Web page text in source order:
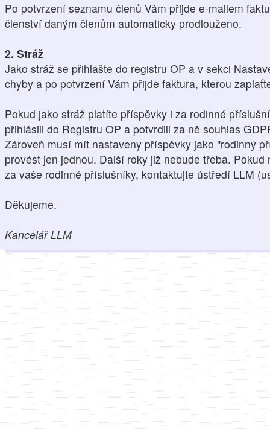
Po potvrzení seznamu členů Vám přijde e-mailem
členství daným členům automaticky prodlouženo.
2. Stráž
Jako stráž se přihlašte do registru OP a v sekci
chyby a po potvrzení Vám přijde faktura, kterou
Pokud jako stráž platíte příspěvky i za rodinné
přihlásili do Registru OP a potvrdili za ně souhlas
Zároveň musí mít nastaveny příspěvky jako "rodinný
provést jen jednou. Další roky již nebude třeba.
za vaše rodinné příslušníky, kontaktujte ústředí LLM
Děkujeme.
Kancelář LLM